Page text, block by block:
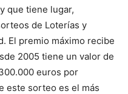
que tiene lugar,
de Loterías y
El premio máximo recibe
2005 tiene un valor de
euros por
este sorteo es el más